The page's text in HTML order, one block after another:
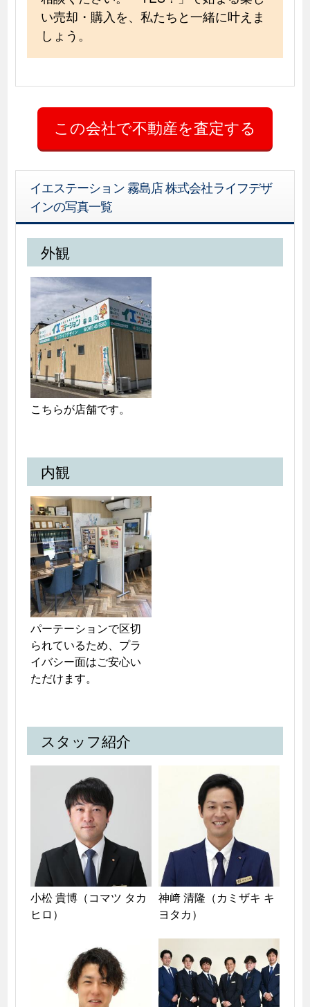
い売却・購入を、私たちと一緒に叶えま
しょう。
イエステーション 霧島店 株式会社ライフデザ
インの写真一覧
外観
こちらが店舗です。
内観
パーテーションで区切
られているため、プラ
イバシー面はご安心い
ただけます。
スタッフ紹介
小松 貴博（コマツ タカ
ヒロ）
神﨑 清隆（カミザキ キ
ヨタカ）